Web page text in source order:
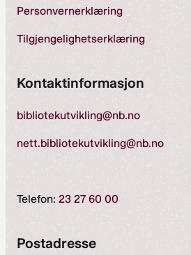
Personvernerklæring
Tilgjengelighetserklæring
Kontaktinformasjon
bibliotekutvikling@nb.no
nett.bibliotekutvikling@nb.no
Telefon: 23 27 60 00
Postadresse